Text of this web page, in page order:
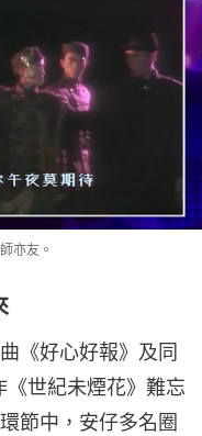
亦友。
《好心好報》及同
世紀未煙花》難忘
節中，安仔多名圈